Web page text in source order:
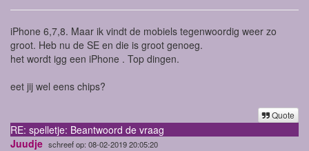
iPhone 6,7,8. Maar ik vindt de mobiels tegenwoordig weer zo
groot. Heb nu de SE en die is groot genoeg.
het wordt igg een iPhone . Top dingen.
eet jij wel eens chips?
Quote
RE: spelletje: Beantwoord de vraag
Juudje schreef op: 08-02-2019 20:05:20